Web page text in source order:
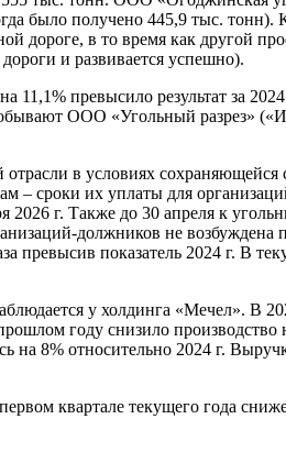
было получено 445,9 тыс.
дороге, в то время как другой
и развивается успешно).
11,1% превысило результат за
ООО «Угольный разрез»
отрасли в условиях
– сроки их уплаты для
2026 г. Также до 30 апреля к
должников не возбуждена
показатель 2024 г. В
у холдинга «Мечел». В
году снизило
8% относительно 2024 г.
квартале текущего года